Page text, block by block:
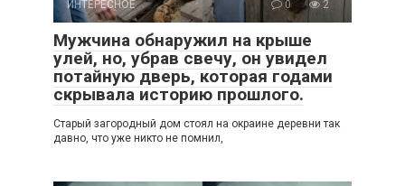
ИНТЕРЕСНОЕ 0 2
Мужчина обнаружил на крыше
улей, но, убрав свечу, он увидел
потайную дверь, которая годами
скрывала историю прошлого.
Старый загородный дом стоял на окраине деревни так
давно, что уже никто не помнил,